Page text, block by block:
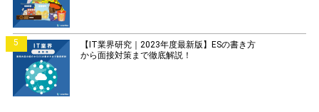
5
【IT業界研究｜2023年度最新版】ESの書き方
から面接対策まで徹底解説！